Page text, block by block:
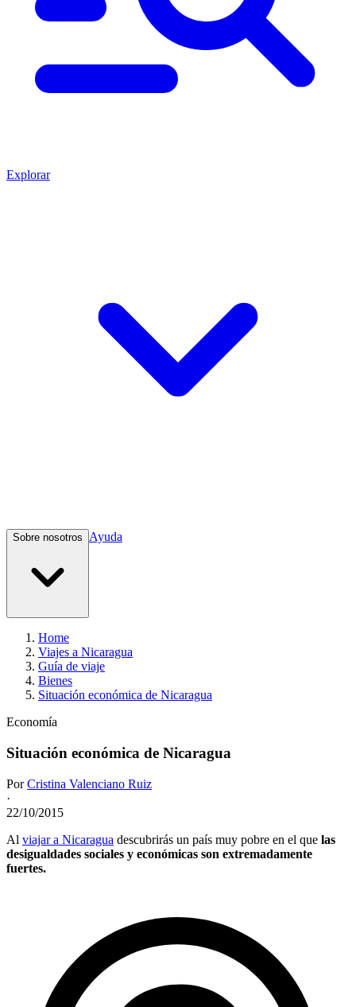
Explorar
Sobre nosotros Ayuda
Home
Viajes a Nicaragua
Guía de viaje
Bienes
Situación económica de Nicaragua
Economía
Situación económica de Nicaragua
PorCristina Valenciano Ruiz
·
22/10/2015
Al viajar a Nicaragua descubrirás un país muy pobre en el que las
desigualdades sociales y económicas son extremadamente
fuertes.